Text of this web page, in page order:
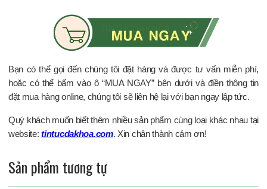
Bạn có thể gọi đến chúng tôi đặt hàng và được tư vấn miễn phí,
hoặc có thể bấm vào ô “MUA NGAY” bên dưới và điền thông tin
đặt mua hàng online, chúng tôi sẽ liên hệ lại với bạn ngay lập tức.
Quý khách muốn biết thêm nhiều sản phẩm cùng loại khác nhau tại
website:tintucdakhoa.com. Xin chân thành cảm ơn!
Sản phẩm tương tự